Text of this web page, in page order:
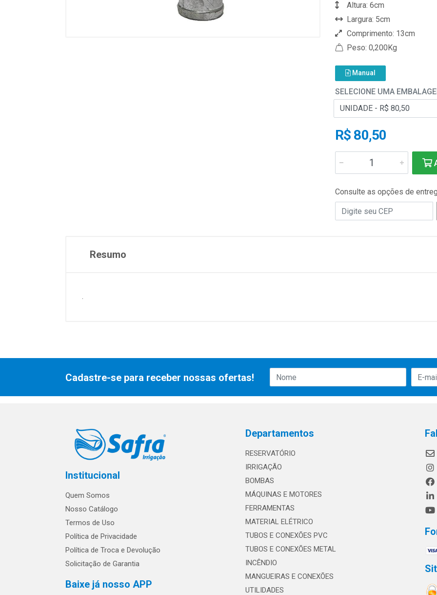
Altura: 6cm
Largura: 5cm
Comprimento: 13cm
Peso: 0,200Kg
Manual
SELECIONE UMA
R$ 80,50
Consulte as opções de
Resumo
.
Cadastre-se para receber nossas ofertas!
Institucional
Quem Somos
Nosso Catálogo
Termos de Uso
Política de Privacidade
Política de Troca e Devolução
Solicitação de Garantia
Baixe já nosso APP
Departamentos
RESERVATÓRIO
IRRIGAÇÃO
BOMBAS
MÁQUINAS E MOTORES
FERRAMENTAS
MATERIAL ELÉTRICO
TUBOS E CONEXÕES PVC
TUBOS E CONEXÕES METAL
INCÊNDIO
MANGUEIRAS E CONEXÕES
UTILIDADES